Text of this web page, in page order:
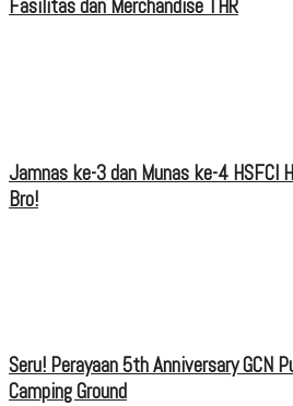
Fasilitas dan Merchandise THR
Jamnas ke-3 dan Munas ke-4 HSFCI
Bro!
Seru! Perayaan 5th Anniversary GCN
Camping Ground